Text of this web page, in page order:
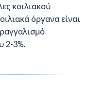
κοιλιακού
όργανα είναι
2-3%.